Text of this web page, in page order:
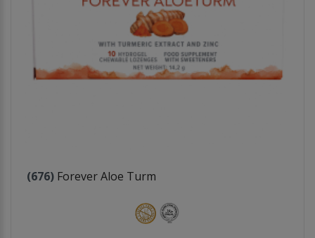
(676) Forever Aloe Turm